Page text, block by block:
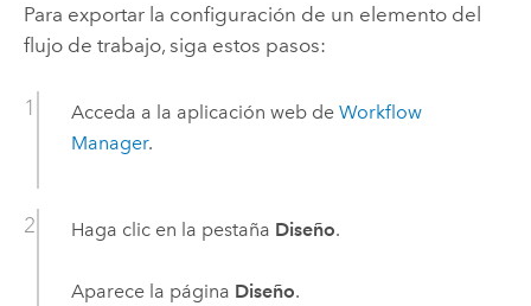
Para exportar la configuración de un elemento del
flujo de trabajo, siga estos pasos:
Acceda a la aplicación web de Workflow
Manager.
Haga clic en la pestaña Diseño.
Aparece la página Diseño.